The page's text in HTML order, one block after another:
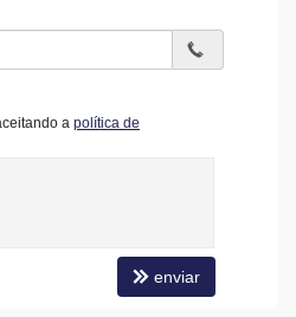
a política de
enviar